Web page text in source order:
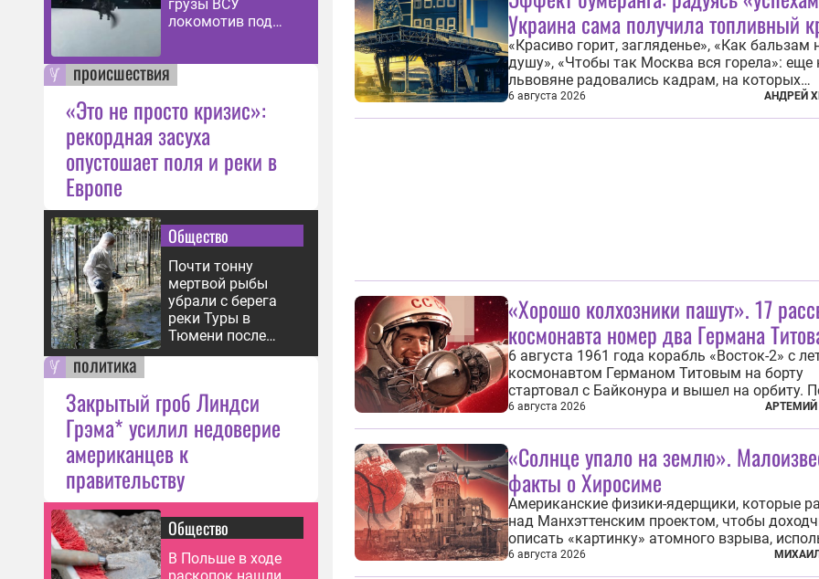
грузы ВСУ
локомотив под
происшествия
«Это не просто кризис»:
рекордная засуха
опустошает поля и реки в
Европе
Общество
Почти тонну
мертвой рыбы
убрали с берега
реки Туры в
Тюмени после
паводка
политика
Закрытый гроб Линдси
Грэма* усилил недоверие
американцев к
правительству
Общество
В Польше в ходе
Украина сама получила топливный
«Красиво горит, загляденье», «Как бальзам
душу», «Чтобы так Москва вся горела»: еще
львовяне радовались кадрам, на которых
украинские БПЛА атаковали
нефтеперерабатывающие предприятия
6 августа 2026 АНДРЕЙ
«Хорошо колхозники пашут». 17
космонавта номер два Германа
6 августа 1961 года корабль «Восток-2» с
космонавтом Германом Титовым на борту
стартовал с Байконура и вышел на орбиту.
продолжался чуть более суток. А 9 августа
человек в космосе получил звезду Героя
находится несколько...
6 августа 2026
«Солнце упало на землю».
факты о Хиросиме
Американские физики-ядерщики, которые
над Манхэттенским проектом, чтобы
описать «картинку» атомного взрыва,
образ из «Махабхараты»: «Ярче тысячи
пылало это пламя». Не все жители японских
6 августа 2026